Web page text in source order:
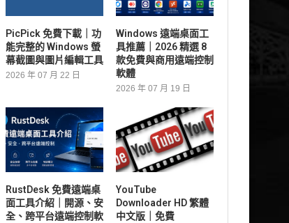
PicPick 免費下載｜功
能完整的 Windows 螢
幕截圖與圖片編輯工具
2026 年 07 月 22 日
Windows 遠端桌面工
具推薦｜2026 精選 8
款免費與商用遠端控制
軟體
2026 年 07 月 19 日
RustDesk 免費遠端桌
面工具介紹｜開源、安
全、跨平台遠端控制軟
YouTube
Downloader HD 繁體
中文版｜免費